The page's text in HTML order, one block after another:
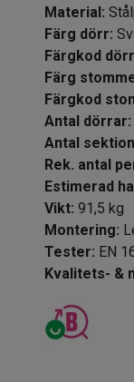
Material:
Färg dörr:
Färgkod dörr
Färg
Färgkod
Antal dörrar:
Antal
Rek. antal
Estimerad
Vikt: 91,5 kg
Montering:
Tester: EN
Kvalitets- &